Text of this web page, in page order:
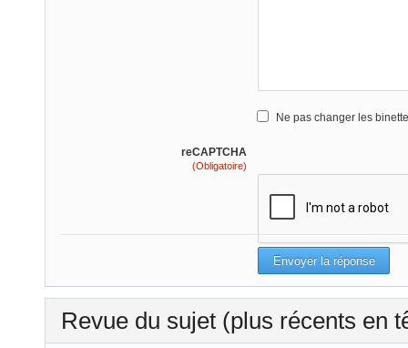
Ne pas changer les
reCAPTCHA
(Obligatoire)
Revue du sujet (plus récents en